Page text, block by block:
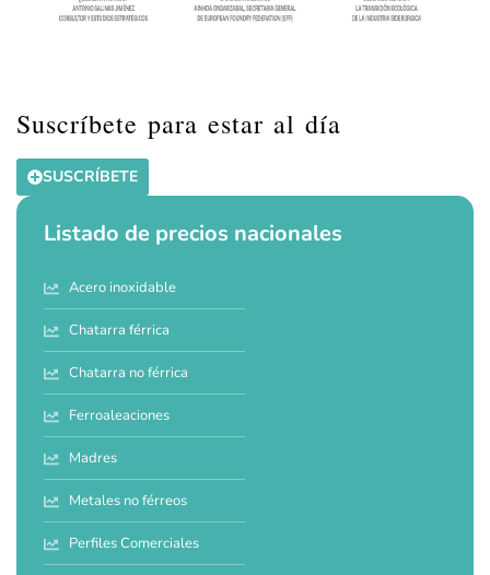
Suscríbete para estar al día
SUSCRÍBETE
Listado de precios nacionales
Acero inoxidable
Chatarra férrica
Chatarra no férrica
Ferroaleaciones
Madres
Metales no férreos
Perfiles Comerciales